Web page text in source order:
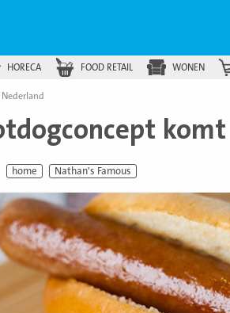
HORECA FOOD RETAIL WONEN
home Nathan's Famous